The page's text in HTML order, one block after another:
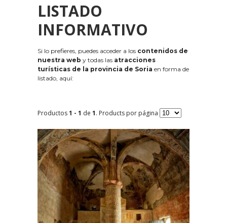
LISTADO
INFORMATIVO
Si lo prefieres, puedes acceder a los contenidos de
nuestra web y todas las atracciones
turísticas de la provincia de Soria en forma de
listado, aquí:
Productos1 - 1 de 1. Products por página